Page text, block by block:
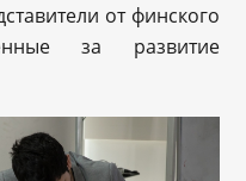
от финского
за развитие